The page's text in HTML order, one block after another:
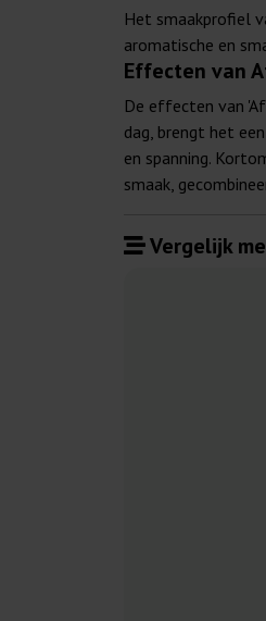
Het smaakprofiel
aromatische en
Effecten van
De effecten van
dag, brengt het
en spanning.
smaak,
Vergelijk